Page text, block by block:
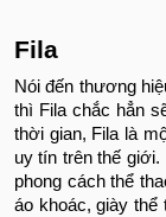
Fila
Nói đến thương
thì Fila chắc hẳn
thời gian, Fila là
uy tín trên thế
phong cách thể
áo khoác, giày thể